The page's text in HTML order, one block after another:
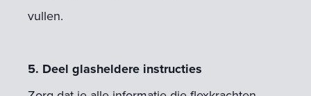
vullen.
5. Deel glasheldere instructies